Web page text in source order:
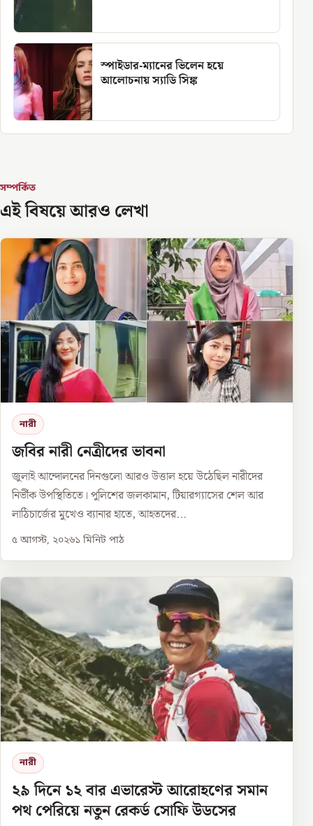
স্পাইডার-ম্যানের ভিলেন হয়ে
আলোচনায় স্যাডি সিঙ্ক
সম্পর্কিত
এই বিষয়ে আরও লেখা
নারী
জবির নারী নেত্রীদের ভাবনা
জুলাই আন্দোলনের দিনগুলো আরও উত্তাল হয়ে উঠেছিল নারীদের
নির্ভীক উপস্থিতিতে। পুলিশের জলকামান, টিয়ারগ্যাসের শেল আর
লাঠিচার্জের মুখেও ব্যানার হাতে, আহতদের...
৫ আগস্ট, ২০২৬১ মিনিট পাঠ
নারী
২৯ দিনে ১২ বার এভারেস্ট আরোহণের সমান
পথ পেরিয়ে নতুন রেকর্ড সোফি উডসের